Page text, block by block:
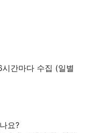
시간마다 수집 (일별
요?